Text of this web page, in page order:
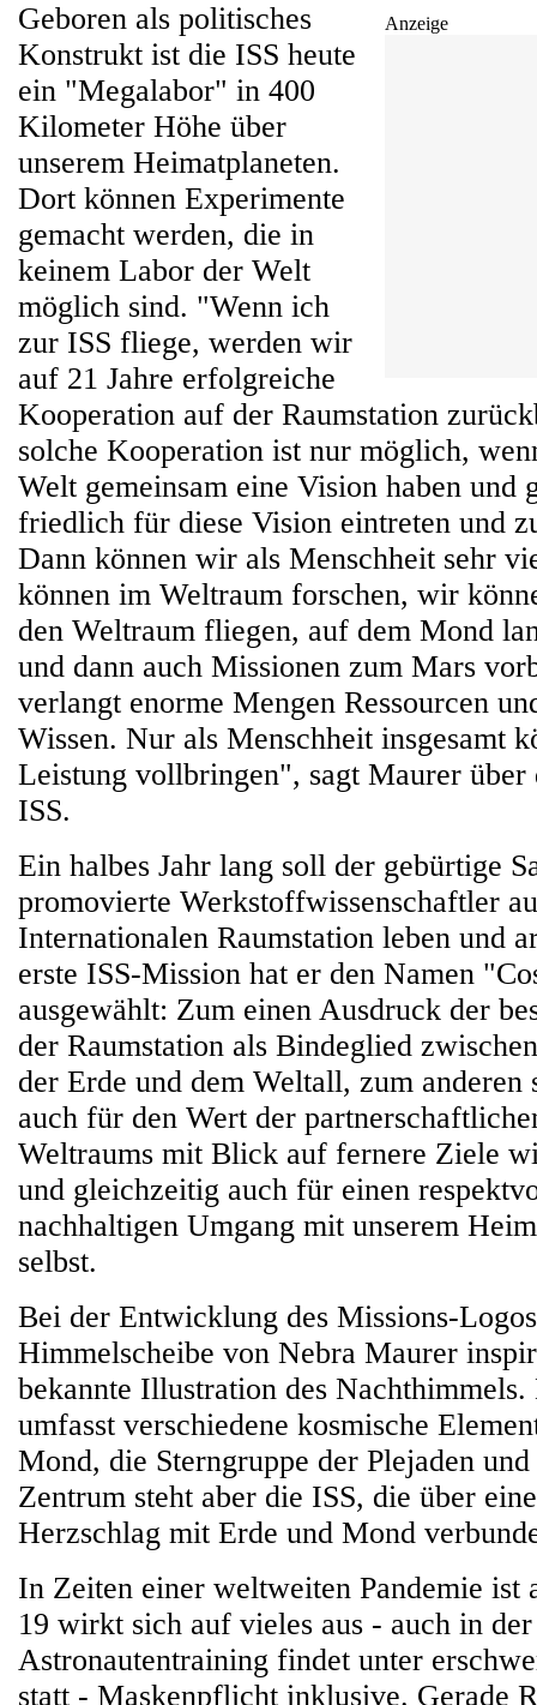
Anzeige
Geboren als politisches
Konstrukt ist die ISS heute
ein "Megalabor" in 400
Kilometer Höhe über
unserem Heimatplaneten.
Dort können Experimente
gemacht werden, die in
keinem Labor der Welt
möglich sind. "Wenn ich
zur ISS fliege, werden wir
auf 21 Jahre erfolgreiche
Kooperation auf der Raumstation
solche Kooperation ist nur möglich,
Welt gemeinsam eine Vision haben und
friedlich für diese Vision eintreten und
Dann können wir als Menschheit sehr
können im Weltraum forschen, wir
den Weltraum fliegen, auf dem Mond
und dann auch Missionen zum Mars
verlangt enorme Mengen Ressourcen
Wissen. Nur als Menschheit insgesamt
Leistung vollbringen", sagt Maurer über
ISS.
Ein halbes Jahr lang soll der gebürtige
promovierte Werkstoffwissenschaftler
Internationalen Raumstation leben und
erste ISS-Mission hat er den Namen
ausgewählt: Zum einen Ausdruck der
der Raumstation als Bindeglied
der Erde und dem Weltall, zum anderen
auch für den Wert der
Weltraums mit Blick auf fernere Ziele
und gleichzeitig auch für einen
nachhaltigen Umgang mit unserem
selbst.
Bei der Entwicklung des Missions-
Himmelscheibe von Nebra Maurer
bekannte Illustration des
umfasst verschiedene kosmische
Mond, die Sterngruppe der Plejaden
Zentrum steht aber die ISS, die über
Herzschlag mit Erde und Mond
In Zeiten einer weltweiten Pandemie ist
19 wirkt sich auf vieles aus - auch in
Astronautentraining findet unter
statt - Maskenpflicht inklusive. Gerade